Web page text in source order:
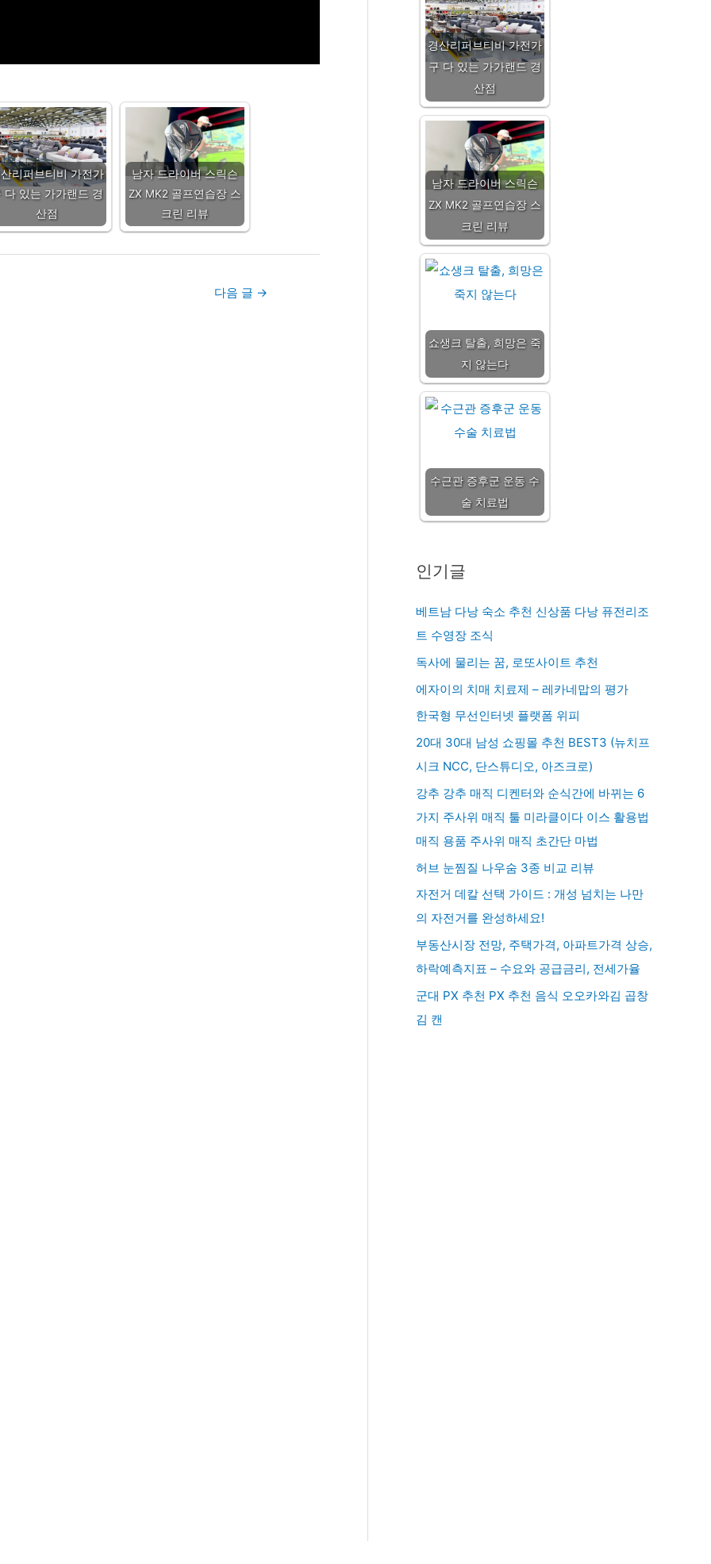
리퍼브티비 가전가
다 있는 가가랜드 경
산점
남자 드라이버 스릭슨
ZX MK2 골프연습장 스
크린 리뷰
다음 글 →
경산리퍼브티비 가전가
구 다 있는 가가랜드 경
산점
남자 드라이버 스릭슨
ZX MK2 골프연습장 스
크린 리뷰
쇼생크 탈출, 희망은 죽
지 않는다
수근관 증후군 운동 수
술 치료법
인기글
베트남 다낭 숙소 추천 신상품 다낭 퓨전리조
트 수영장 조식
독사에 물리는 꿈, 로또사이트 추천
에자이의 치매 치료제 – 레카네맙의 평가
한국형 무선인터넷 플랫폼 위피
20대 30대 남성 쇼핑몰 추천 BEST3 (뉴치프
시크 NCC, 단스튜디오, 아즈크로)
강추 강추 매직 디켄터와 순식간에 바뀌는 6
가지 주사위 매직 툴 미라클이다 이스 활용법
매직 용품 주사위 매직 초간단 마법
허브 눈찜질 나우숨 3종 비교 리뷰
자전거 데칼 선택 가이드 : 개성 넘치는 나만
의 자전거를 완성하세요!
부동산시장 전망, 주택가격, 아파트가격 상승,
하락예측지표 – 수요와 공급금리, 전세가율
군대 PX 추천 PX 추천 음식 오오카와김 곱창
김 캔